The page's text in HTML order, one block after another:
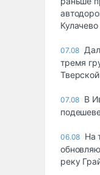
Кулачево
07.08
тремя
07.08 В
06.08 На
реку